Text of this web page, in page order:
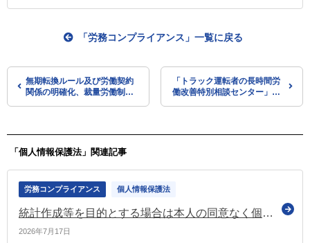
無期転換ルール及び労働契約
関係の明確化、裁量労働制に
「労務コンプライアンス」一覧に戻る
「トラック運転者の長時間労
働改善特別相談センター」を
「個人情報保護法」関連記事
労務コンプライアンス 個人情報保護法
統計作成等を目的とする場合は本人の同意なく個人データの第三者提供を可能とすることなどを盛り込んだ個人情報保護法等の改正法 官報に公布
2026年7月17日